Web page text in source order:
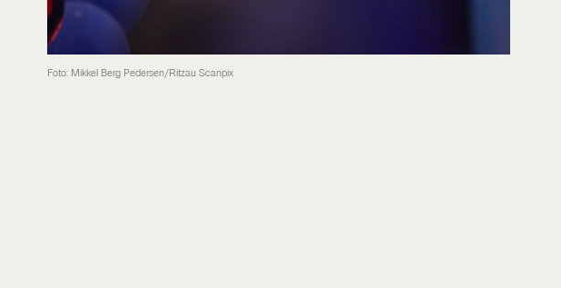
Foto: Mikkel Berg Pedersen/Ritzau Scanpix